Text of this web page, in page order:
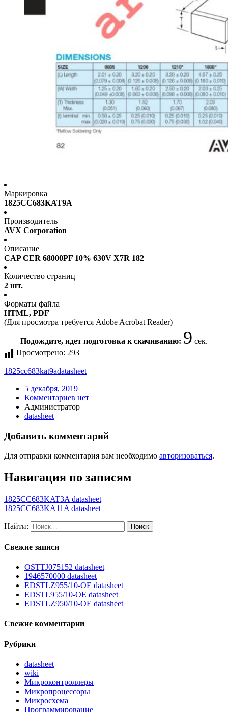
Маркировка
1825CC683KAT9A
Производитель
AVX Corporation
Описание
CAP CER 68000PF 10% 630V X7R 182
Количество страниц
2 шт.
Форматы файла
HTML, PDF
(Для просмотра требуется Adobe Acrobat Reader)
Подождите, идет подготовка к скачиванию: 9 сек.
Просмотрено: 293
1825cc683kat9adatasheet
5 декабря, 2019
Комментариев нет
Администратор
datasheet
Добавить комментарий
Для отправки комментария вам необходимо авторизоваться.
Навигация по записям
1825CC683KAT3A datasheet
1825CC683KA11A datasheet
Найти:
Свежие записи
OSTTJ075152 datasheet
1946570000 datasheet
EDSTLZ955/10-OE datasheet
EDSTL955/10-OE datasheet
EDSTLZ950/10-OE datasheet
Свежие комментарии
Рубрики
datasheet
wiki
Микроконтроллеры
Микропроцессоры
Микросхема
Программирование